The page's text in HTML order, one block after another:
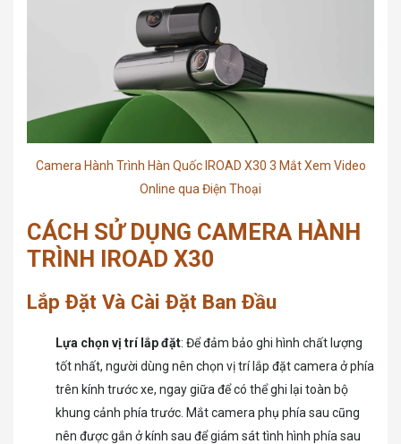
Camera Hành Trình Hàn Quốc IROAD X30 3 Mắt Xem Video
Online qua Điện Thoại
CÁCH SỬ DỤNG CAMERA HÀNH
TRÌNH IROAD X30
Lắp Đặt Và Cài Đặt Ban Đầu
Lựa chọn vị trí lắp đặt: Để đảm bảo ghi hình chất lượng
tốt nhất, người dùng nên chọn vị trí lắp đặt camera ở phía
trên kính trước xe, ngay giữa để có thể ghi lại toàn bộ
khung cảnh phía trước. Mắt camera phụ phía sau cũng
nên được gắn ở kính sau để giám sát tình hình phía sau